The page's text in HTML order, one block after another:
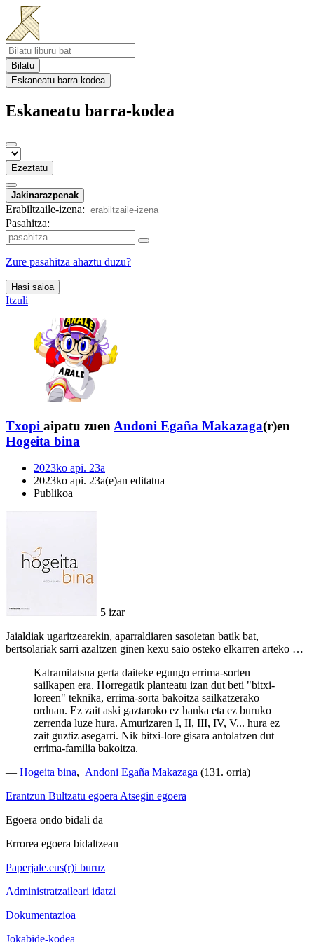
Bilatu
Eskaneatu barra-kodea
Eskaneatu barra-kodea
Ezeztatu
Jakinarazpenak
Erabiltzaile-izena:
Pasahitza:
Zure pasahitza ahaztu duzu?
Hasi saioa
Itzuli
Txopi aipatu zuen Andoni Egaña Makazaga(r)en
Hogeita bina
2023ko api. 23a
2023ko api. 23a(e)an editatua
Publikoa
5 izar
Jaialdiak ugaritzearekin, aparraldiaren sasoietan batik bat,
bertsolariak sarri azaltzen ginen kexu saio osteko elkarren arteko …
Katramilatsua gerta daiteke egungo errima-sorten
sailkapen era. Horregatik planteatu izan dut beti "bitxi-
loreen" teknika, errima-sorta bakoitza sailkatzerako
orduan. Ez zait aski gaztaroko ez hanka eta ez buruko
zerrenda luze hura. Amurizaren I, II, III, IV, V... hura ez
zait guztiz asegarri. Nik bitxi-lore gisara antolatzen dut
errima-familia bakoitza.
— Hogeita bina, Andoni Egaña Makazaga (131. orria)
Erantzun Bultzatu egoera Atsegin egoera
Egoera ondo bidali da
Errorea egoera bidaltzean
Paperjale.eus(r)i buruz
Administratzaileari idatzi
Dokumentazioa
Jokabide-kodea